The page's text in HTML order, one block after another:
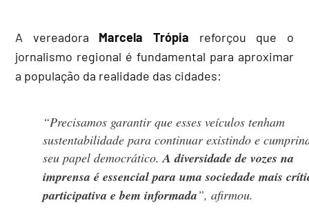
A vereadora Marcela Trópia reforçou que o
jornalismo regional é fundamental para aproximar
a população da realidade das cidades:
“Precisamos garantir que esses veículos tenham
sustentabilidade para continuar existindo e
seu papel democrático.A diversidade de vozes na
imprensa é essencial para uma sociedade mais
participativa e bem informada”, afirmou.